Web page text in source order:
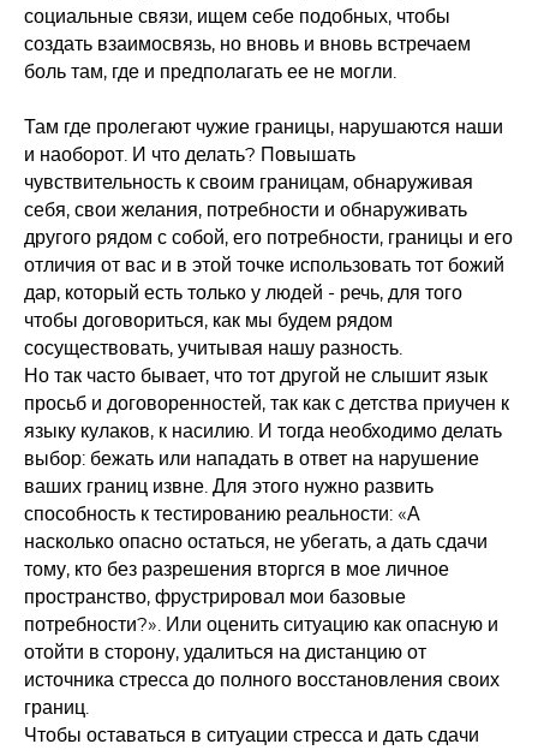
социальные связи, ищем себе подобных, чтобы
создать взаимосвязь, но вновь и вновь встречаем
боль там, где и предполагать ее не могли.
Там где пролегают чужие границы, нарушаются наши
и наоборот. И что делать? Повышать
чувствительность к своим границам, обнаруживая
себя, свои желания, потребности и обнаруживать
другого рядом с собой, его потребности, границы и его
отличия от вас и в этой точке использовать тот божий
дар, который есть только у людей - речь, для того
чтобы договориться, как мы будем рядом
сосуществовать, учитывая нашу разность.
Но так часто бывает, что тот другой не слышит язык
просьб и договоренностей, так как с детства приучен к
языку кулаков, к насилию. И тогда необходимо делать
выбор: бежать или нападать в ответ на нарушение
ваших границ извне. Для этого нужно развить
способность к тестированию реальности: «А
насколько опасно остаться, не убегать, а дать сдачи
тому, кто без разрешения вторгся в мое личное
пространство, фрустрировал мои базовые
потребности?». Или оценить ситуацию как опасную и
отойти в сторону, удалиться на дистанцию от
источника стресса до полного восстановления своих
границ.
Чтобы оставаться в ситуации стресса и дать сдачи